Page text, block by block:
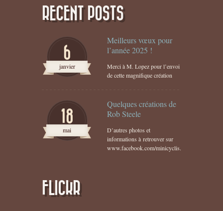
RECENT POSTS
6
janvier
Meilleurs vœux pour
l’année 2025 !
Merci à M. Lopez pour l’envoi
de cette magnifique création
18
mai
Quelques créations de
Rob Steele
D’autres photos et
informations à retrouver sur
www.facebook.com/minicyclis...
FLICKR